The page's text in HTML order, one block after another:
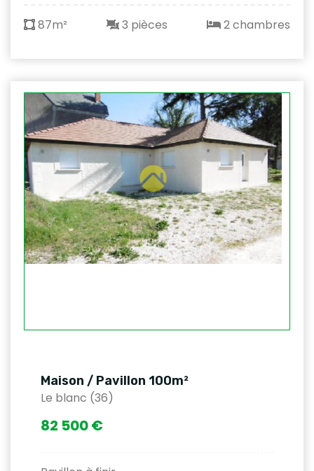
87m² 3 pièces 2 chambres
Maison / Pavillon 100m²
Le blanc (36)
82 500 €